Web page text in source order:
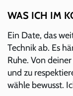
WAS ICH IM
Ein Date, das
Technik ab. Es
Ruhe. Von
und zu
wähle bewusst.